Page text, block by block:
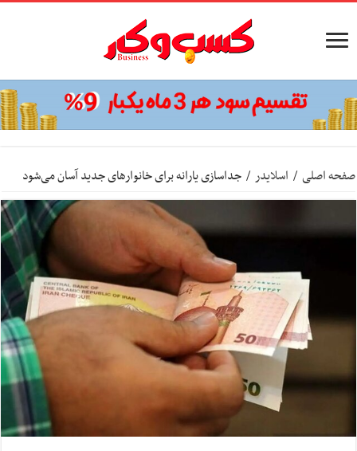
صفحه اصلی / اسلایدر / جداسازی یارانه برای خانوارهای جدید آسان می‌شود